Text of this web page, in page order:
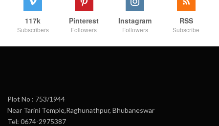
117k
Subscribers
Pinterest
Followers
Instagram
Followers
RSS
Subscribe
Plot No : 753/1944
Near Tarini Temple,Raghunathpur, Bhubaneswar
Tel: 0674-2975387